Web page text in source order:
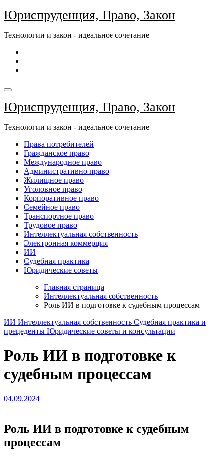
Перейти
к
Юриспруденция, Право, Закон
Технологии и закон - идеальное сочетание
Юриспруденция, Право, Закон
Технологии и закон - идеальное сочетание
Права потребителей
Гражданское право
Международное право
Административно право
Жилищное право
Уголовное право
Корпоративное право
Семейное право
Транспортное право
Трудовое право
Интеллектуальная собственность
Электронная коммерция
ИИ
Судебная практика
Юридические советы
Главная страница
Интеллектуальная собственность
Роль ИИ в подготовке к судебным процессам
ИИ Интеллектуальная собственность Судебная практика и
прецеденты Юридические советы и консультации
Роль ИИ в подготовке к
судебным процессам
04.09.2024
Роль ИИ в подготовке к судебным
процессам